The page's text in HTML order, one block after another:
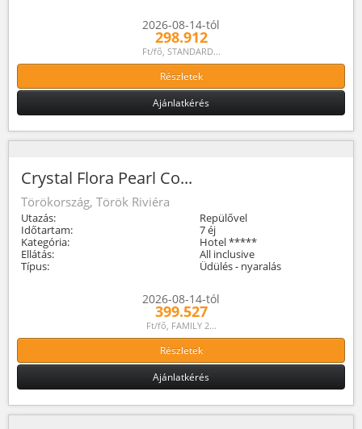
2026-08-14-tól
298.912
Ft/fő, STANDARD...
Részletek
Ajánlatkérés
Crystal Flora Pearl Co...
Törökország, Török Riviéra
Utazás:
Repülővel
Időtartam:
7 éj
Kategória:
Hotel *****
Ellátás:
All inclusive
Típus:
Üdülés - nyaralás
2026-08-14-tól
399.527
Ft/fő, FAMILY 2...
Részletek
Ajánlatkérés